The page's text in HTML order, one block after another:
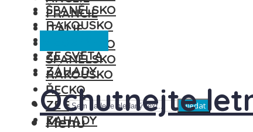
FRANCIE
ITÁLIE
MAĎARSKO
ŠPANĚLSKO
RAKOUSKO
ŘECKO
ZE SVĚTA
ZÁHADY
ŠPANĚLSKO
RAKOUSKO
ZE SVĚTA
ZÁHADY
Hledat
Menu
Ochutnejte